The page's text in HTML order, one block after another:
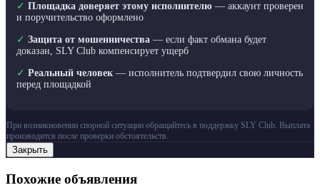
✓ Площадка доверяет этому исполнителю — аккаунт проверен
и поручительство оформлено
✓ Защита от мошенничества — если факт обмана будет
доказан, SLY Club компенсирует ущерб
✓ Реальный человек — исполнитель подтвердил свою личность
перед площадкой
При возникновении спорной ситуации обращайтесь в поддержку SLY Club. Выплата
производится после проверки обстоятельств.
Закрыть
Похожие объявления